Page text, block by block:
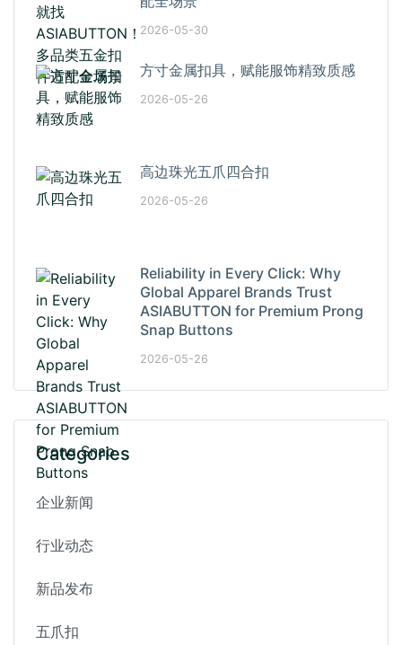
2026-05-30
方寸金属扣具，赋能服饰精致质感
2026-05-26
高边珠光五爪四合扣
2026-05-26
Reliability in Every Click: Why
Global Apparel Brands Trust
ASIABUTTON for Premium Prong
Snap Buttons
2026-05-26
Categories
企业新闻
行业动态
新品发布
五爪扣